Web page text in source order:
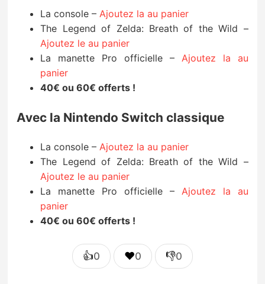
La console –Ajoutez la au panier
The Legend of Zelda: Breath of the Wild –
Ajoutez le au panier
La manette Pro officielle – Ajoutez la au
panier
40€ ou 60€ offerts !
Avec la Nintendo Switch classique
La console – Ajoutez la au panier
The Legend of Zelda: Breath of the Wild –
Ajoutez le au panier
La manette Pro officielle – Ajoutez la au
panier
40€ ou 60€ offerts !
👍0 ❤️0 👎0